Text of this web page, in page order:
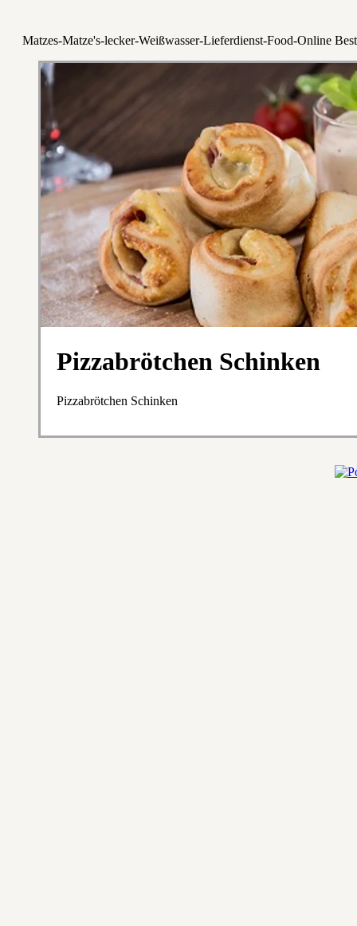
Matzes-Matze's-lecker-Weißwasser-Lieferdienst-Food-Online
Pizzabrötchen Schinken
Pizzabrötchen Schinken